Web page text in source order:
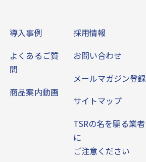
導入事例
よくあるご質
問
商品案内動画
採用情報
お問い合わせ
メールマガジン登録
サイトマップ
TSRの名を騙る業者
に
ご注意ください